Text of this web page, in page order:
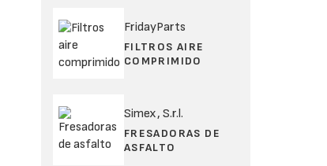
FridayParts
FILTROS AIRE
COMPRIMIDO
Simex, S.r.l.
FRESADORAS DE
ASFALTO